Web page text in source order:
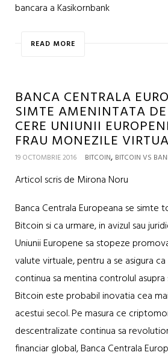
bancara a Kasikornbank
READ MORE
BANCA CENTRALA
SIMTE AMENINTATA
CERE UNIUNII
FRAU MONEZILE
19 OCTOMBRIE 2016 BITCOIN, BITCOIN VS
Articol scris de Mirona Noru
Banca Centrala Europeana se simte
Bitcoin si ca urmare, in avizul sau
Uniunii Europene sa stopeze
valute virtuale, pentru a se asigura
continua sa mentina controlul
Bitcoin este probabil inovatia cea
acestui secol. Pe masura ce
descentralizate continua sa
financiar global, Banca Centrala